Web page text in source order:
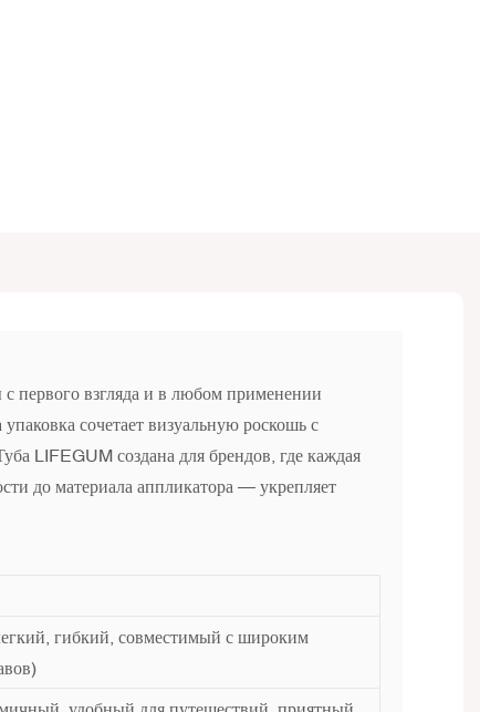
с первого взгляда и в любом применении
упаковка сочетает визуальную роскошь с
LIFEGUM создана для брендов, где каждая
до материала аппликатора — укрепляет
гибкий, совместимый с широким